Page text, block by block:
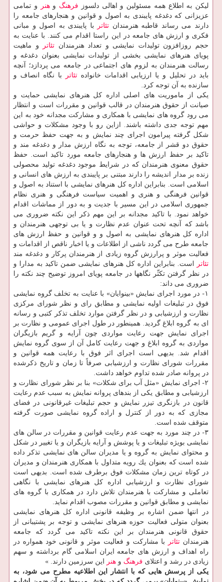
لیكن به اطلاع همه مسئولین و اهالی دلسوز فرهنگ وهنر
و تمامی
عزیزانی كه دغدغه پایبندی به اصول و قوانین و هنجارهای جامعه را
دارند می رساند قاطبه هنرمندان تئاتر
با پایبندی به اصول و مبانی
فكری و ارزش های جامعه در این راستا اقدام می كنند. با عنایت به
حجم روزافزون تولیدات نمایشی و تعداد هنرمندان تئاتر
و ماهیت
پویای هنرهای نمایشی بخشی از تولیدات نمایشی بعنوان دغدغه و
رسالت هنرمندان به لزوم های اجتماعی در جامعه می پردازد؛ آنچه
باید در تحلیل و یا ارزیابی اقدامات خانوادهتئاتر
با نگاه انصاف و
سازنده به آن توجه كرد.
یكی از ماموریت های اصلی اداره كل هنرهای نمایشی حمایت و
صیانت از حقوق هنرمندان در قالب قوانین و مقررات است و انتظار
می رود گروه های نمایشی با همكاری و مشاركت مجدانه خود به این
مهم توجه جدی داشته باشند. ازاین رو با وجود مشكلات و حواشی
شكل گرفته پیرامون اجرای چند نمایش و به جهت حفظ حرمت و
حقوق دو قشر از جامعه، توجه به نگاه ارزش مدار و دغدغه مند و
تاكید بر حفظ ارزش ها و هنجارهای جامعه مورد تاكید است. حفظ
حقوق معنوی هنرمندان كه در شرایط موجود دغدغه تولید محصولی
زنده بر مدار اندیشه را دارند مبتنی بر پایبندی به ارزش های انسانی و
اسلامی است. بنابراین اداره كل هنرهای نمایشی با استناد به اصول و
قوانین فرهنگی و هنری و اهمیت سیاست فرهنگی و هنری نظام
جمهوری اسلامی در این مسیر با جدیت و به دور از مماشات اقدام
خواهد نمود. با تاكید مجدانه بر این مهم ذكر این نكته ضروری می
باشد كه آنچه تحت عنوان عدم نظارت و یا بی توجهی هنرمندان و
اداره كل هنرهای نمایشی به اصول و و قوانین و حفظ ارزش های
جامعه طرح می گردد ناشی از اطلاعات و یا اخبار ناقص از اقدامات و
فعالیت موثر و پرارزش گروه زیادی از هنرمندان پركار و دغدغه مند
تئاتر
است. بنابراین اداره كل هنرهای نمایشی ضمن تاكید به مدارا و
در نظر گرفتن تكثّر نگاهها در جامعه پویای امروز توضیح چند نكته را
ضروری می داند:
۱- در مورد اجرای نمایش «بینوایان» با عنایت به تخلف گروه نمایشی
فوق در تبلیغات اولیه نمایشی و مطابق رای و نظر شورای مركزی
نظارت و ارزشیابی و در نظر گرفتن موارد تخلف تذكر كتبی و رسانه
ای به گروه ابلاغ گردید. همینطور در طول اجرای عمومی و نظارت بر
اجرای نمایش جهت رعایت مواردی چون آرایه و گریم بازیگران
مواردی به گروه ابلاغ و جهت رعایت كامل آن از سوی گروه نمایش
اقدام شد. بدیهی است اجرای اثر فوق با رعایت همه قوانین و
مقررات شورای نظارت و ارزشیابی صرفاً تا زمان و تاریخ ذكرشده
در پروانه صادر شده تداوم خواهد داشت.
۲- اجرای نمایش «مثل آب برای شكلات» بنا بر نظر شورای نظارت و
ارزشیابی و مطابق یكی از بندهای پروانه نمایش به سبب عدم رعایت
قانون در بازنگری تیزر نمایش و حجم تبلیغات غیرقانونی در فضای
مجازی كه به دور از كنترل و اراده گروه نمایشی صورت گرفته
متوقف شده است.
۳- در چند مورد به جهت عدم رعایت قوانین و مقررات در سالن های
نمایشی بویژه تبلیغات و یا پوشش و آرایه بازیگران و یا تغییر در شكل
و محتوای نمایش به گروه و یا مدیران سالن های نمایشی تذكر داده
شده است كه بعنوان یك رویه متداول با همكاری هنرمندان و مدیران
در كوتاه ترین زمان مشكلات فوق برطرف شده است. بدیهی است
شورای نظارت و ارزشیابی اداره كل هنرهای نمایشی با نگاهی
تعاملی و مشاركت با هنرمندان تلاش دارد در همكاری با گروه های
نمایشی و مطابق قوانین و مقررات مصوب اقدام نماید.
در انتها ضمن اشاره بر وظیفه قانونی اداره كل هنرهای نمایشی
بعنوان متولی فعالیت حوزه هنرهای نمایشی و توجه بر پشتیبانی از
حقوق قانونی هنرمندان بر این نكته تاكید می گردد كه جامعه
هنرمندان تئاتر
با مشاركت و فعالیت موثر و قانونی خود همواره در
راه اهداف و ارزش های جامعه ایران اسلامی گام برداشته و سهم
زیادی در رشد و اعتلای فرهنگ و هنر این سرزمین دارند. »
یكی از پرسش هایی كه با انتشار این اطلاعیه مطرح می شود، به